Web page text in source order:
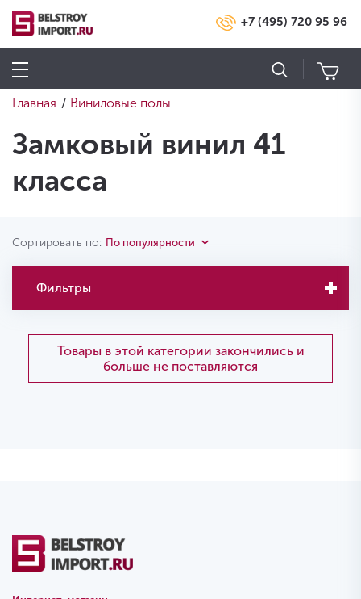
+7 (495) 720 95 96
Главная / Виниловые полы
Замковый винил 41
класса
Сортировать по: По популярности
Фильтры
Товары в этой категории закончились и
больше не поставляются